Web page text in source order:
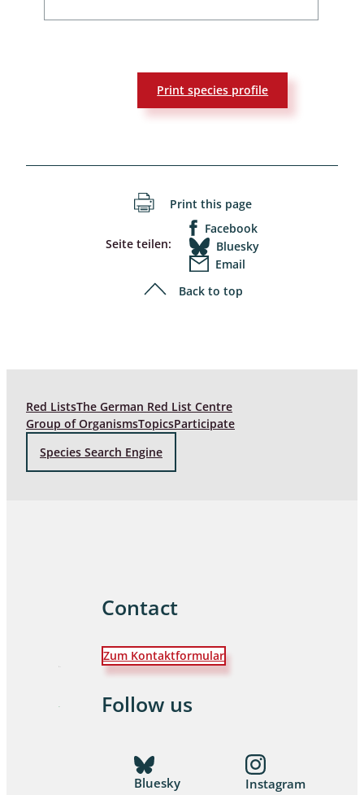
Print species profile
Print this page
Seite teilen:
Facebook
Bluesky
Email
Back to top
Red ListsThe German Red List Centre
Group of OrganismsTopicsParticipate
Species Search Engine
Contact
Zum Kontaktformular
Follow us
Bluesky Instagram